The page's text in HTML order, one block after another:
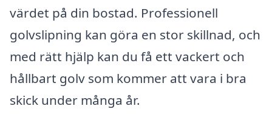
värdet på din bostad. Professionell
golvslipning kan göra en stor skillnad, och
med rätt hjälp kan du få ett vackert och
hållbart golv som kommer att vara i bra
skick under många år.